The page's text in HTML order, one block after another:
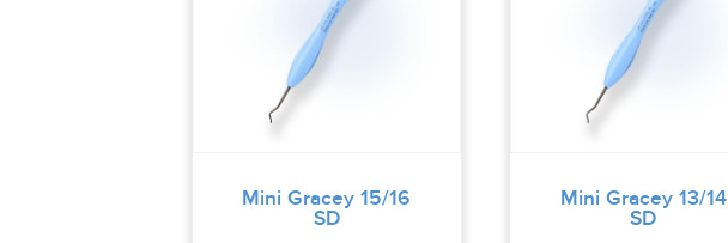
Mini Gracey 15/16
SD
Mini Gracey 13/14
SD